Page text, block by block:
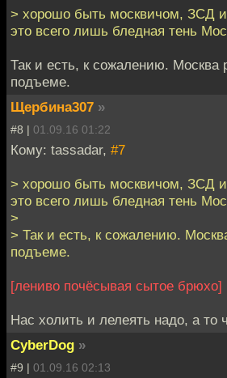
> хорошо быть москвичом, ЗСД
это всего лишь бледная тень
Так и есть, к сожалению. Москва
подъеме.
Щербина307 »
#8 | 01.09.16 01:22
Кому: tassadar, #7
> хорошо быть москвичом, ЗСД
это всего лишь бледная тень
>
> Так и есть, к сожалению.
подъеме.
[лениво почёсывая сытое брюхо]
Нас холить и лелеять надо, а то
CyberDog »
#9 | 01.09.16 02:13